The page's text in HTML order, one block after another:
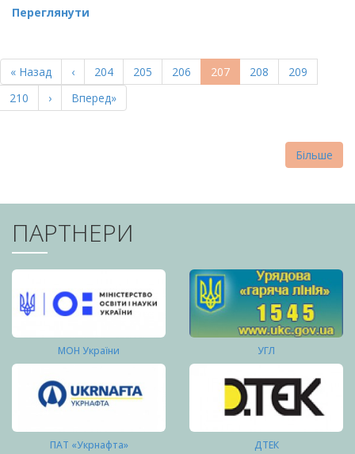
Переглянути
НА
СТОРІНКИ
Перша
сторінка
« Назад
Попередня
сторінка
‹ Page
204 Page
205 Page
206
Поточна
сторінка
207 Page
208 Page
209
Page
210
Наступна
сторінка
›
Остання
сторінка
Вперед»
Більше
ПАРТНЕРИ
МОН України УГЛ
ПАТ «Укрнафта» ДТЕК